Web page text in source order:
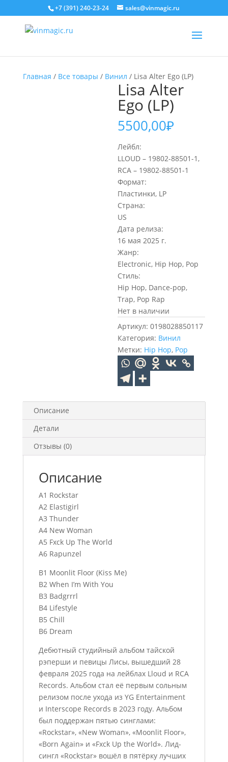
+7 (391) 240-23-24 sales@vinmagic.ru
Главная / Все товары / Винил / Lisa Alter Ego (LP)
Lisa Alter
Ego (LP)
5500,00₽
Лейбл:
LLOUD – 19802-88501-1,
RCA – 19802-88501-1
Формат:
Пластинки, LP
Страна:
US
Дата релиза:
16 мая 2025 г.
Жанр:
Electronic, Hip Hop, Pop
Стиль:
Hip Hop, Dance-pop,
Trap, Pop Rap
Нет в наличии
Артикул:0198028850117
Категория: Винил
Метки: Hip Hop, Pop
Описание
Детали
Отзывы (0)
Описание
A1 Rockstar
A2 Elastigirl
A3 Thunder
A4 New Woman
A5 Fxck Up The World
A6 Rapunzel
B1 Moonlit Floor (Kiss Me)
B2 When I’m With You
B3 Badgrrrl
B4 Lifestyle
B5 Chill
B6 Dream
Дебютный студийный альбом тайской
рэперши и певицы Лисы, вышедший 28
февраля 2025 года на лейблах Lloud и RCA
Records. Альбом стал её первым сольным
релизом после ухода из YG Entertainment
и Interscope Records в 2023 году. Альбом
был поддержан пятью синглами:
«Rockstar», «New Woman», «Moonlit Floor»,
«Born Again» и «Fxck Up the World». Лид-
сингл «Rockstar» вошёл в пятёрку лучших